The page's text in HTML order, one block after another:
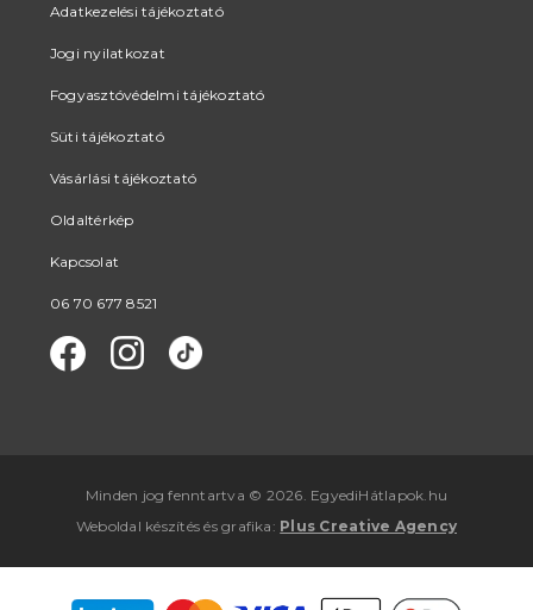
Adatkezelési tájékoztató
Jogi nyilatkozat
Fogyasztóvédelmi tájékoztató
Süti tájékoztató
Vásárlási tájékoztató
Oldaltérkép
Kapcsolat
06 70 677 8521
Minden jog fenntartva © 2026. EgyediHátlapok.hu
Weboldal készítés ésgrafika : Plus Creative Agency